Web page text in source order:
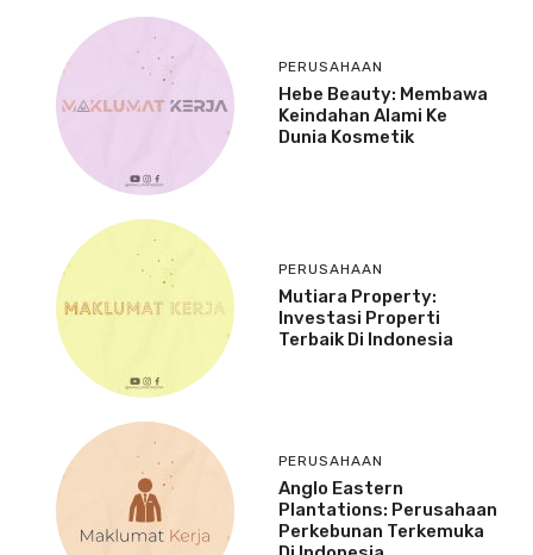
PERUSAHAAN
Hebe Beauty: Membawa
Keindahan Alami Ke
Dunia Kosmetik
PERUSAHAAN
Mutiara Property:
Investasi Properti
Terbaik Di Indonesia
PERUSAHAAN
Anglo Eastern
Plantations: Perusahaan
Perkebunan Terkemuka